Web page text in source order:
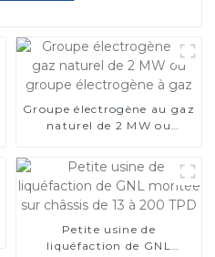
Groupe électrogène au gaz
naturel de 2 MW ou
Petite usine de
liquéfaction de GNL